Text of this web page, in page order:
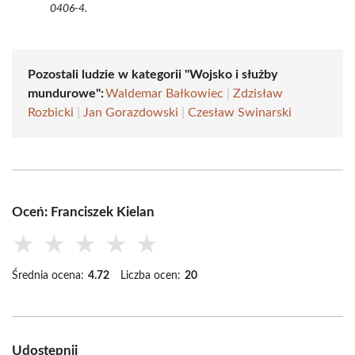
0406-4.
Pozostali ludzie w kategorii "Wojsko i służby
mundurowe":Waldemar Bałkowiec
Zdzisław
Rozbicki
Jan Gorazdowski Czesław Swinarski
Oceń: Franciszek Kielan
★ ★ ★ ★ ★
Średnia ocena: 4.72 Liczba ocen: 20
Udostępnij